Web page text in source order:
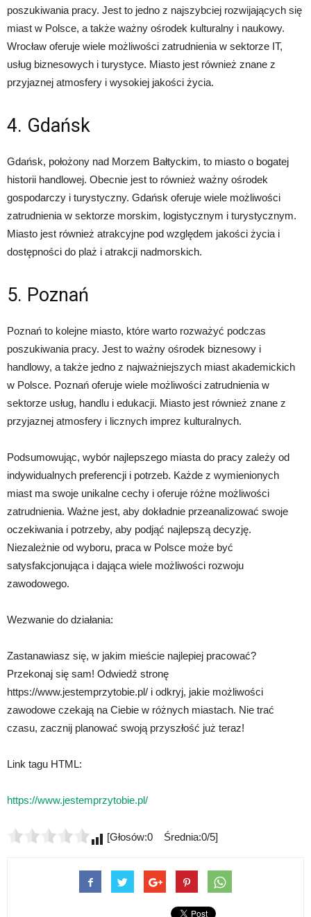
poszukiwania pracy. Jest to jedno z najszybciej rozwijających się
miast w Polsce, a także ważny ośrodek kulturalny i naukowy.
Wrocław oferuje wiele możliwości zatrudnienia w sektorze IT,
usług biznesowych i turystyce. Miasto jest również znane z
przyjaznej atmosfery i wysokiej jakości życia.
4. Gdańsk
Gdańsk, położony nad Morzem Bałtyckim, to miasto o bogatej
historii handlowej. Obecnie jest to również ważny ośrodek
gospodarczy i turystyczny. Gdańsk oferuje wiele możliwości
zatrudnienia w sektorze morskim, logistycznym i turystycznym.
Miasto jest również atrakcyjne pod względem jakości życia i
dostępności do plaż i atrakcji nadmorskich.
5. Poznań
Poznań to kolejne miasto, które warto rozważyć podczas
poszukiwania pracy. Jest to ważny ośrodek biznesowy i
handlowy, a także jedno z najważniejszych miast akademickich
w Polsce. Poznań oferuje wiele możliwości zatrudnienia w
sektorze usług, handlu i edukacji. Miasto jest również znane z
przyjaznej atmosfery i licznych imprez kulturalnych.
Podsumowując, wybór najlepszego miasta do pracy zależy od
indywidualnych preferencji i potrzeb. Każde z wymienionych
miast ma swoje unikalne cechy i oferuje różne możliwości
zatrudnienia. Ważne jest, aby dokładnie przeanalizować swoje
oczekiwania i potrzeby, aby podjąć najlepszą decyzję.
Niezależnie od wyboru, praca w Polsce może być
satysfakcjonująca i dająca wiele możliwości rozwoju
zawodowego.
Wezwanie do działania:
Zastanawiasz się, w jakim mieście najlepiej pracować?
Przekonaj się sam! Odwiedź stronę
https://www.jestemprzytobie.pl/ i odkryj, jakie możliwości
zawodowe czekają na Ciebie w różnych miastach. Nie trać
czasu, zacznij planować swoją przyszłość już teraz!
Link tagu HTML:
https://www.jestemprzytobie.pl/
[Głosów:0 Średnia:0/5]